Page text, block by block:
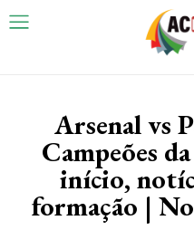
Arsenal vs
Campeões
início,
formação |